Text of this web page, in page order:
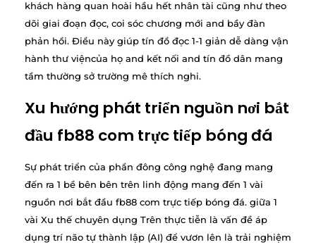
khách hàng quan hoài hầu hết nhân tài cũng như theo
dõi giai đoạn đọc, coi sóc chương mới and bầy đàn
phản hồi. Điều này giúp tín đồ đọc 1-1 giản dễ dàng vận
hành thư việncủa họ and kết nối and tín đồ dân mang
tầm thường sở trường mê thích nghi.
Xu hướng phát triển nguồn nơi bắt
đầu fb88 com trực tiếp bóng đá
Sự phát triển của phần đông công nghệ đang mang
đến ra 1 bề bên bên trên linh động mang đến 1 vài
nguồn nơi bắt đầu fb88 com trực tiếp bóng đá. giữa 1
vài Xu thế chuyên dụng Trên thực tiễn là vấn đề áp
dụng trí não tự thành lập (AI) để vươn lên là trải nghiệm